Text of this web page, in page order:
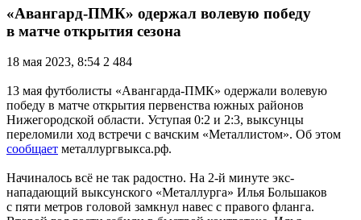
«Авангард-ПМК» одержал волевую победу
в матче открытия сезона
18 мая 2023, 8:54 2 484
13 мая футболисты «Авангарда-ПМК» одержали волевую
победу в матче открытия первенства южных районов
Нижегородской области. Уступая 0:2 и 2:3, выксунцы
переломили ход встречи с вачским «Металлистом». Об этом
сообщает металлургвыкса.рф.
Начиналось всё не так радостно. На 2-й минуте экс-
нападающий выксунского «Металлурга» Илья Большаков
с пяти метров головой замкнул навес с правого фланга.